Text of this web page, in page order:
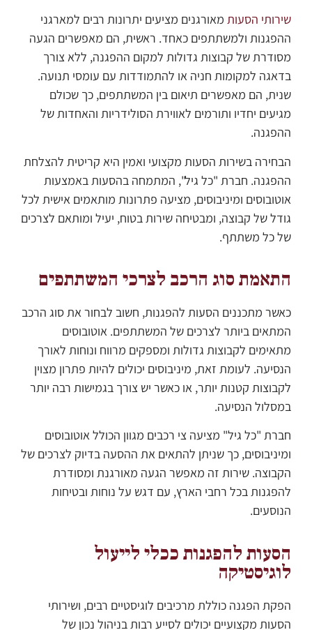
שירותי הסעות מאורגנים מציעים יתרונות רבים למארגני
ההפגנות ולמשתתפים כאחד. ראשית, הם מאפשרים הגעה
מסודרת של קבוצות גדולות למקום ההפגנה, ללא צורך
בדאגה למקומות חניה או להתמודדות עם עומסי תנועה.
שנית, הם מאפשרים תיאום בין המשתתפים, כך שכולם
מגיעים יחדיו ותורמים לאווירת הסולידריות והאחדות של
ההפגנה.
הבחירה בשירות הסעות מקצועי ואמין היא קריטית להצלחת
ההפגנה. חברת "כל גיל", המתמחה בהסעות באמצעות
אוטובוסים ומיניבוסים, מציעה פתרונות מותאמים אישית לכל
גודל של קבוצה, ומבטיחה שירות בטוח, יעיל ומותאם לצרכים
של כל משתתף.
התאמת סוג הרכב לצרכי המשתתפים
כאשר מתכננים הסעות להפגנות, חשוב לבחור את סוג הרכב
המתאים ביותר לצרכים של המשתתפים. אוטובוסים
מתאימים לקבוצות גדולות ומספקים מרווח ונוחות לאורך
הנסיעה. לעומת זאת, מיניבוסים יכולים להיות פתרון מצוין
לקבוצות קטנות יותר, או כאשר יש צורך בגמישות רבה יותר
במסלול הנסיעה.
חברת "כל גיל" מציעה צי רכבים מגוון הכולל אוטובוסים
ומיניבוסים, כך שניתן להתאים את ההסעה בדיוק לצרכים של
הקבוצה. שירות זה מאפשר הגעה מאורגנת ומסודרת
להפגנות בכל רחבי הארץ, עם דגש על נוחות ובטיחות
הנוסעים.
הסעות להפגנות ככלי לייעול
לוגיסטיקה
הפקת הפגנה כוללת מרכיבים לוגיסטיים רבים, ושירותי
הסעות מקצועיים יכולים לסייע רבות בניהול נכון של